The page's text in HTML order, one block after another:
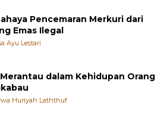
Pencemaran Merkuri dari
Emas Ilegal
Ayu Lestari
dalam Kehidupan Orang
Huriyah Laththuf